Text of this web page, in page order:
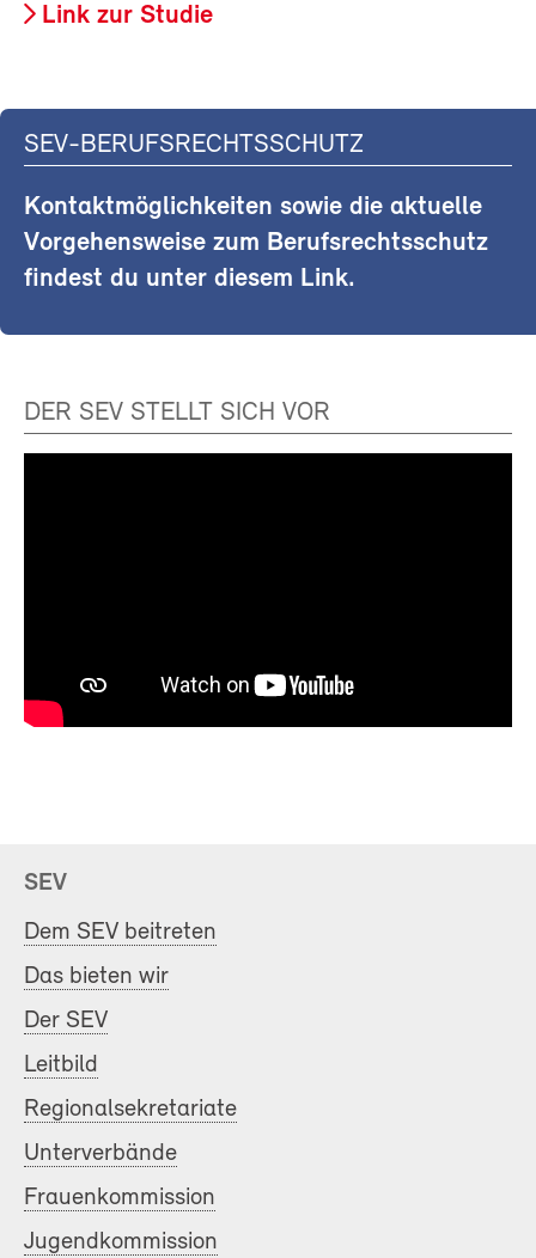
Link zur Studie
SEV-BERUFSRECHTSSCHUTZ
Kontaktmöglichkeiten sowie die aktuelle
Vorgehensweise zum Berufsrechtsschutz
findest du unter diesem Link.
DER SEV STELLT SICH VOR
SEV
Dem SEV beitreten
Das bieten wir
Der SEV
Leitbild
Regionalsekretariate
Unterverbände
Frauenkommission
Jugendkommission